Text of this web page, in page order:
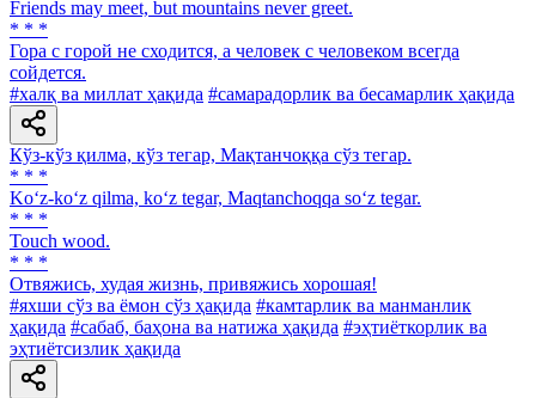
Friends may meet, but mountains never greet.
* * *
Гора с горой не сходится, а человек с человеком всегда
сойдется.
#халқ ва миллат ҳақида #самарадорлик ва бесамарлик ҳақида
Кўз-кўз қилма, кўз тегар, Мақтанчоққа сўз тегар.
* * *
Ko‘z-ko‘z qilma, ko‘z tegar, Maqtanchoqqa so‘z tegar.
* * *
Touch wood.
* * *
Отвяжись, худая жизнь, привяжись хорошая!
#яхши сўз ва ёмон сўз ҳақида #камтарлик ва манманлик
ҳақида #сабаб, баҳона ва натижа ҳақида #эҳтиёткорлик ва
эҳтиётсизлик ҳақида